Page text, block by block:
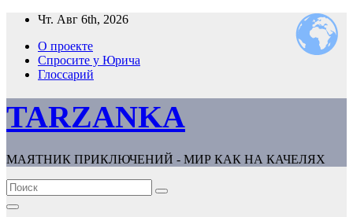
Перейти
содержимому
Чт. Авг 6th, 2026
О проекте
Спросите у Юрича
Глоссарий
TARZANKA
МАЯТНИК ПРИКЛЮЧЕНИЙ - МИР КАК НА КАЧЕЛЯХ